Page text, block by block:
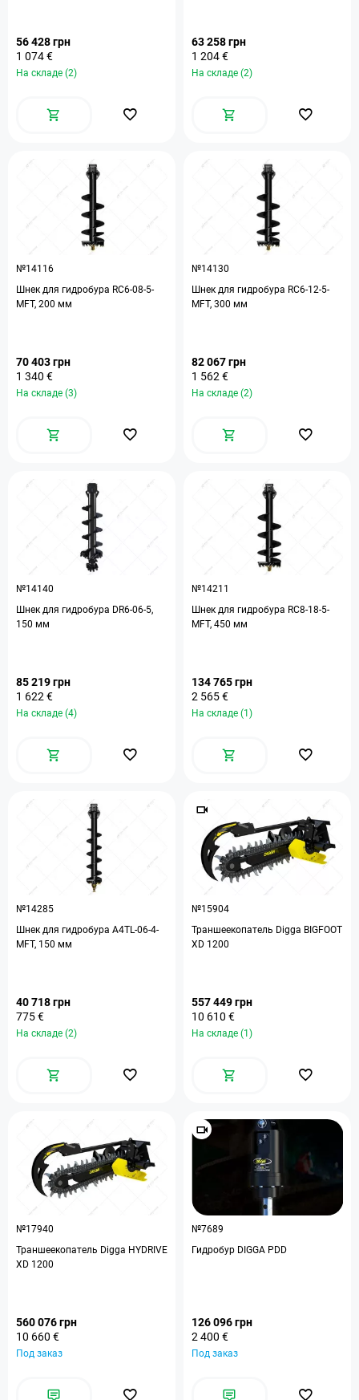
56 428 грн
1 074 €
На складе (2)
63 258 грн
1 204 €
На складе (2)
№14116
Шнек для гидробура RC6-08-5-
MFT, 200 мм
70 403 грн
1 340 €
На складе (3)
№14130
Шнек для гидробура RC6-12-5-
MFT, 300 мм
82 067 грн
1 562 €
На складе (2)
№14140
Шнек для гидробура DR6-06-5,
150 мм
85 219 грн
1 622 €
На складе (4)
№14211
Шнек для гидробура RC8-18-5-
MFT, 450 мм
134 765 грн
2 565 €
На складе (1)
№14285
Шнек для гидробура A4TL-06-4-
MFT, 150 мм
40 718 грн
775 €
На складе (2)
№15904
Траншеекопатель Digga BIGFOOT
XD 1200
557 449 грн
10 610 €
На складе (1)
№17940
Траншеекопатель Digga HYDRIVE
XD 1200
560 076 грн
10 660 €
Под заказ
№7689
Гидробур DIGGA PDD
126 096 грн
2 400 €
Под заказ